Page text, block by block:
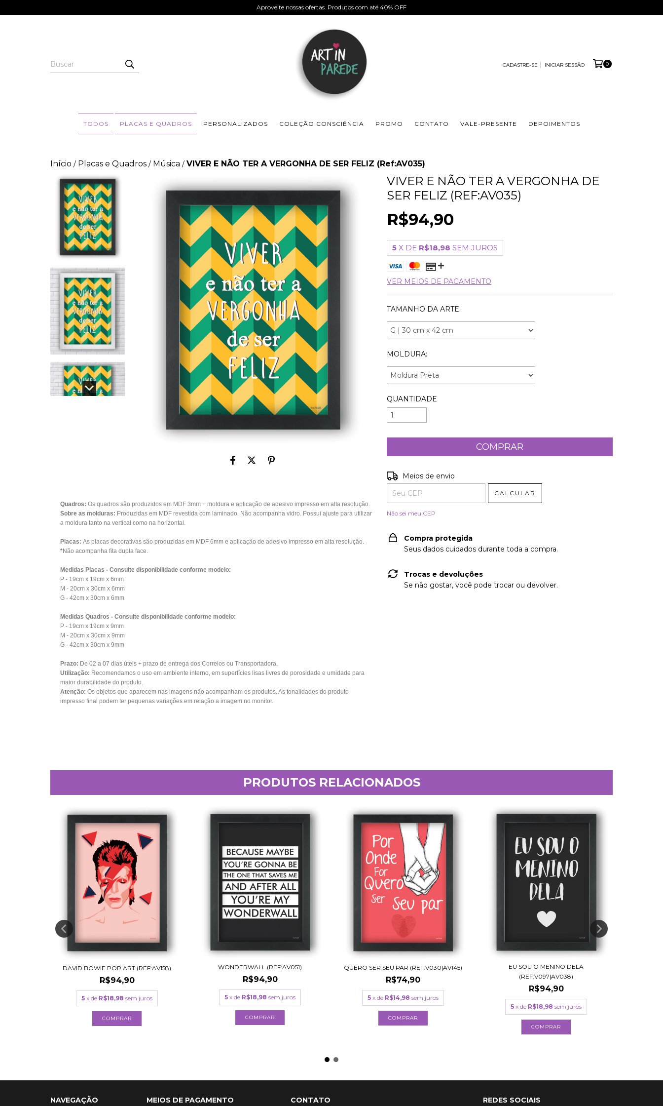
Aproveite nossas ofertas. Produtos com até 40% OFF
CADASTRE-SE INICIAR SESSÃO 0
TODOS PLACAS E QUADROS PERSONALIZADOS COLEÇÃO CONSCIÊNCIA PROMO CONTATO VALE-PRESENTE DEPOIMENTOS
Início / Placas e Quadros / Música / VIVER E NÃO TER A VERGONHA DE SER FELIZ (Ref:AV035)
Quadros: Os quadros são produzidos em MDF 3mm + moldura e aplicação de adesivo impresso em alta resolução.
Sobre as molduras: Produzidas em MDF revestida com laminado. Não acompanha vidro. Possui ajuste para utilizar
a moldura tanto na vertical como na horizontal.
Placas: As placas decorativas são produzidas em MDF 6mm e aplicação de adesivo impresso em alta resolução.
*Não acompanha fita dupla face.
Medidas Placas - Consulte disponibilidade conforme modelo:
P - 19cm x 19cm x 6mm
M - 20cm x 30cm x 6mm
G - 42cm x 30cm x 6mm
Medidas Quadros - Consulte disponibilidade conforme modelo:
P - 19cm x 19cm x 9mm
M - 20cm x 30cm x 9mm
G - 42cm x 30cm x 9mm
Prazo: De 02 a 07 dias úteis + prazo de entrega dos Correios ou Transportadora.
Utilização: Recomendamos o uso em ambiente interno, em superfícies lisas livres de porosidade e umidade para
maior durabilidade do produto.
Atenção: Os objetos que aparecem nas imagens não acompanham os produtos. As tonalidades do produto
impresso final podem ter pequenas variações em relação a imagem no monitor.
VIVER E NÃO TER A VERGONHA DE
SER FELIZ (REF:AV035)
R$94,90
5 X DE R$18,98 SEM JUROS
VER MEIOS DE PAGAMENTO
TAMANHO DA ARTE:
MOLDURA:
QUANTIDADE
Entregas para o CEP:
Meios de envio
CALCULAR
Não sei meu CEP
Compra protegida
Seus dados cuidados durante toda a compra.
Trocas e devoluções
Se não gostar, você pode trocar ou devolver.
PRODUTOS RELACIONADOS
DAVID BOWIE POP ART (REF:AV158)
R$94,90
5 x de R$18,98 sem juros
COMPRAR
WONDERWALL (REF:AV051)
R$94,90
5 x de R$18,98 sem juros
COMPRAR
QUERO SER SEU PAR (REF:V030|AV145)
R$74,90
5 x de R$14,98 sem juros
COMPRAR
EU SOU O MENINO DELA
(REF:V097|AV038)
R$94,90
5 x de R$18,98 sem juros
COMPRAR
NAVEGAÇÃO MEIOS DE PAGAMENTO CONTATO REDES SOCIAIS